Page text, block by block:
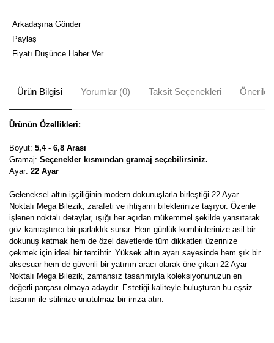
Arkadaşına Gönder
Paylaş
Fiyatı Düşünce Haber Ver
Ürün Bilgisi Yorumlar (0) Taksit Seçenekleri
Ürünün Özellikleri:
Boyut: 5,4 - 6,8 Arası
Gramaj: Seçenekler kısmından gramaj seçebilirsiniz.
Ayar: 22 Ayar
Geleneksel altın işçiliğinin modern dokunuşlarla birleştiği 22 Ayar
Noktalı Mega Bilezik, zarafeti ve ihtişamı bileklerinize taşıyor. Özenle
işlenen noktalı detaylar, ışığı her açıdan mükemmel şekilde yansıtarak
göz kamaştırıcı bir parlaklık sunar. Hem günlük kombinlerinize asil bir
dokunuş katmak hem de özel davetlerde tüm dikkatleri üzerinize
çekmek için ideal bir tercihtir. Yüksek altın ayarı sayesinde hem şık bir
aksesuar hem de güvenli bir yatırım aracı olarak öne çıkan 22 Ayar
Noktalı Mega Bilezik, zamansız tasarımıyla koleksiyonunuzun en
değerli parçası olmaya adaydır. Estetiği kaliteyle buluşturan bu eşsiz
tasarım ile stilinize unutulmaz bir imza atın.